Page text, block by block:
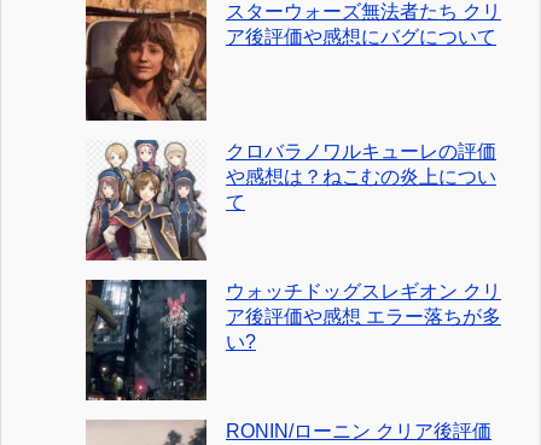
スターウォーズ無法者たち クリ
ア後評価や感想にバグについて
クロバラノワルキューレの評価
や感想は？ねこむの炎上につい
て
ウォッチドッグスレギオン クリ
ア後評価や感想 エラー落ちが多
い?
RONIN/ローニン クリア後評価